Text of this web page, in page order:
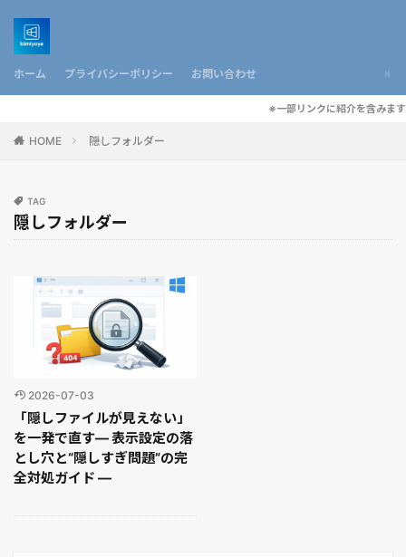
ホーム プライバシーポリシー お問い合わせ
※一部リンクに紹介を含みます
HOME 隠しフォルダー
TAG
隠しフォルダー
2026-07-03
「隠しファイルが見えない」
を一発で直す― 表示設定の落
とし穴と“隠しすぎ問題”の完
全対処ガイド ―